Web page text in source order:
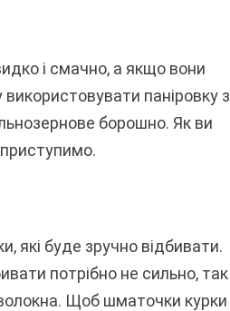
і смачно, а якщо вони
паніровку з
борошно. Як ви
які буде зручно відбивати.
потрібно не сильно, так
Щоб шматочки курки